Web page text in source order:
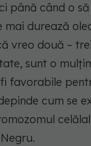
până când o
mai durează
vreo două –
sunt o
favorabile
cum se